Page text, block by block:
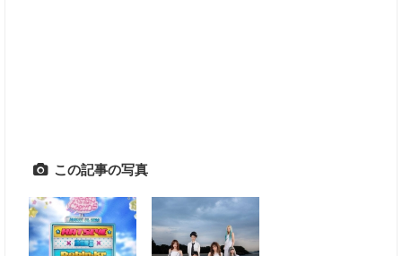
この記事の写真